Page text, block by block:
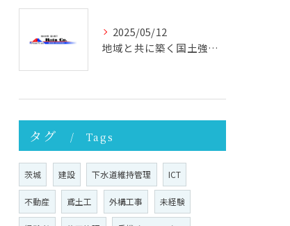
2025/05/12
地域と共に築く国土強靭化の未来 ─ その重要性と実践への第一歩
タグ Tags
茨城 建設 下水道維持管理 ICT
不動産 鳶土工 外構工事 未経験